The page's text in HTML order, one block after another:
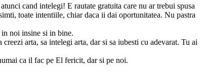
cand intelegi! E rautate gratuita care nu ar trebui spusa
toate intentiile, chiar daca ii dai oportunitatea. Nu pastra
in noi insine si in bine.
arta, sa intelegi arta, dar si sa iubesti cu adevarat. Tu ai
ca il fac pe El fericit, dar si pe noi.